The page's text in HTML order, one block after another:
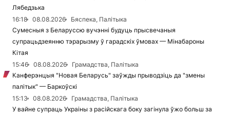
Лябедзька
16:18
08.08.2026
Бяспека, Палітыка
Сумесныя з Беларуссю вучэнні будуць прысвечаныя
супрацьдзеянню тэрарызму ў гарадскіх ўмовах — Мінабароны
Кітая
15:46
08.08.2026
Грамадства, Палітыка
Канферэнцыя "Новая Беларусь" заўжды прыводзіць да "змены
палітык" — Баркоўскі
15:13
08.08.2026
Грамадства, Палітыка
У вайне супраць Украіны з расійскага боку загінула ўжо больш за